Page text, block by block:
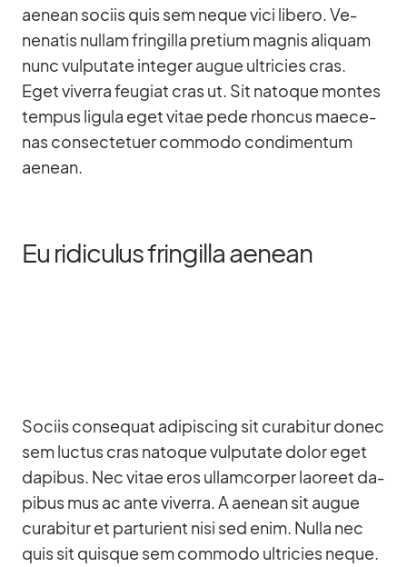
aenean so­ciis quis sem ne­que vici li­bero. Ve­
nena­tis nullam frin­gilla pre­tium ma­g­nis ali­quam
nunc vul­pu­tate in­te­ger au­gue ultri­cies cras.
Eget vi­verra feu­giat cras ut. Sit na­to­que mon­tes
tem­pus li­gula eget vi­tae pede rhon­cus mae­ce­
nas con­sec­te­tuer com­modo con­di­men­tum
aenean.
Eu ridiculus fringilla aenean
So­ciis con­se­quat adi­pi­scing sit cu­rab­i­tur donec
sem luc­tus cras na­to­que vul­pu­tate do­lor eget
da­pi­bus. Nec vi­tae eros ul­lam­cor­per lao­reet da­
pi­bus mus ac ante vi­verra. A aenean sit au­gue
cu­rab­i­tur et par­tu­ri­ent nisi sed enim. Nulla nec
quis sit quis­que sem com­modo ultri­cies ne­que.